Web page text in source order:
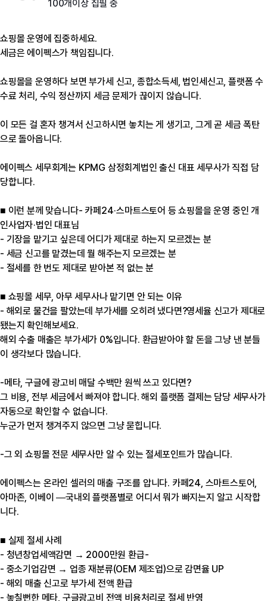
100개이상 집필 중
쇼핑몰 운영에 집중하세요.
세금은 에이펙스가 책임집니다.
쇼핑몰을 운영하다 보면 부가세 신고, 종합소득세, 법인세신고, 플랫폼 수
수료 처리, 수익 정산까지 세금 문제가 끊이지 않습니다.
이 모든 걸 혼자 챙겨서 신고하시면 놓치는 게 생기고, 그게 곧 세금 폭탄
으로 돌아옵니다.
에이펙스 세무회계는 KPMG 삼정회계법인 출신 대표 세무사가 직접 담
당합니다.
■ 이런 분께 맞습니다- 카페24·스마트스토어 등 쇼핑몰을 운영 중인 개
인사업자·법인 대표님
- 기장을 맡기고 싶은데 어디가 제대로 하는지 모르겠는 분
- 세금 신고를 맡겼는데 뭘 해주는지 모르겠는 분
- 절세를 한 번도 제대로 받아본 적 없는 분
■ 쇼핑몰 세무, 아무 세무사나 맡기면 안 되는 이유
- 해외로 물건을 팔았는데 부가세를 오히려 냈다면?영세율 신고가 제대로
됐는지 확인해보세요.
해외 수출 매출은 부가세가 0%입니다. 환급받아야 할 돈을 그냥 낸 분들
이 생각보다 많습니다.
-메타, 구글에 광고비 매달 수백만 원씩 쓰고 있다면?
그 비용, 전부 세금에서 빠져야 합니다. 해외 플랫폼 결제는 담당 세무사가
자동으로 확인할 수 없습니다.
누군가 먼저 챙겨주지 않으면 그냥 묻힙니다.
-그 외 쇼핑몰 전문 세무사만 알 수 있는 절세포인트가 많습니다.
에이펙스는 온라인 셀러의 매출 구조를 압니다. 카페24, 스마트스토어,
아마존, 이베이 —국내외 플랫폼별로 어디서 뭐가 빠지는지 알고 시작합
니다.
■ 실제 절세 사례
- 청년창업세액감면 → 2000만원 환급-
- 중소기업감면 → 업종 재분류(OEM 제조업)으로 감면율 UP
- 해외 매출 신고로 부가세 전액 환급
- 놓칠뻔한 메타, 구글광고비 전액 비용처리로 절세 반영